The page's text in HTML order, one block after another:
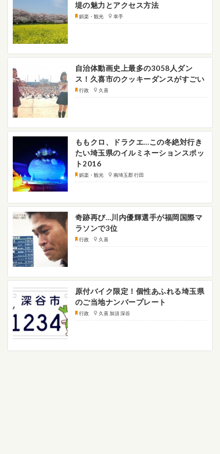
堤の魅力とアクセス方法
娯楽・観光 幸手
自治体動画史上最多の3058人ダン
ス！久喜市のクッキーダンスがすごい
行政 久喜
ももクロ、ドラクエ…この冬絶対行き
たい埼玉県のイルミネーションスポッ
ト2016
娯楽・観光 南埼玉郡 行田
奇跡再び…川内優輝選手が福岡国際マ
ラソンで3位
行政 久喜
原付バイク限定！個性あふれる埼玉県
のご当地ナンバープレート
行政 久喜 加須 深谷